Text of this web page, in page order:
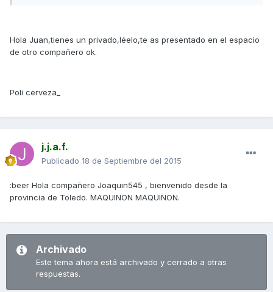
Hola Juan,tienes un privado,léelo,te as presentado en el espacio
de otro compañero ok.
Poli cerveza_
j.j.a.f.
Publicado 18 de Septiembre del 2015
:beer Hola compañero Joaquin545 , bienvenido desde la
provincia de Toledo. MAQUINON MAQUINON.
Archivado
Este tema ahora está archivado y cerrado a otras
respuestas.